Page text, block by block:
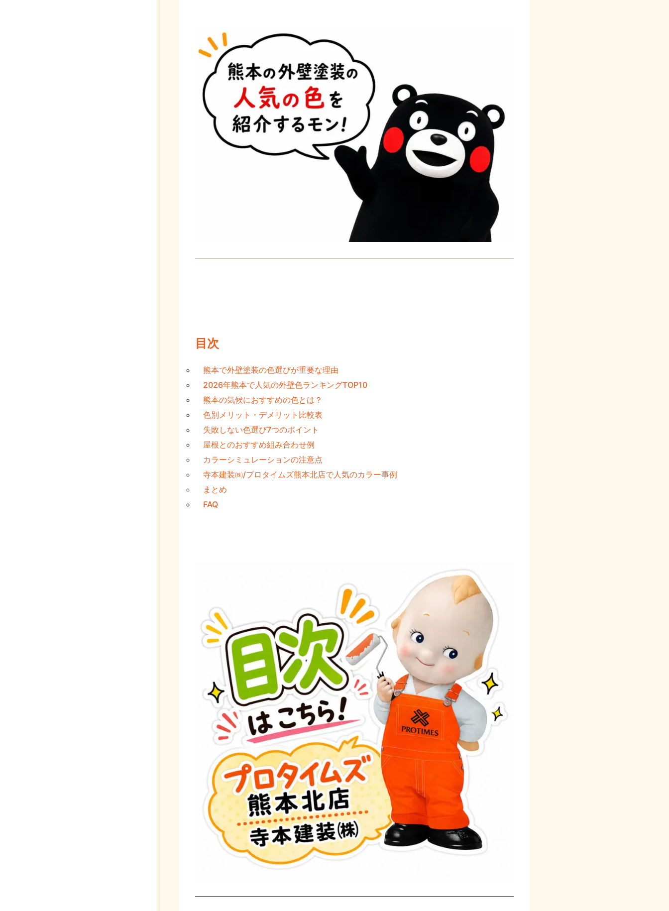
目次
熊本で外壁塗装の色選びが重要な理由
2026年熊本で人気の外壁色ランキングTOP10
熊本の気候におすすめの色とは？
色別メリット・デメリット比較表
失敗しない色選び7つのポイント
屋根とのおすすめ組み合わせ例
カラーシミュレーションの注意点
寺本建装㈱/プロタイムズ熊本北店で人気のカラー事例
まとめ
FAQ